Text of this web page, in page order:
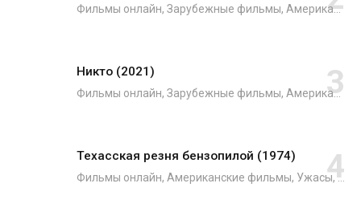
Фильмы онлайн, Зарубежные фильмы, Американские фильмы, Боевики, Триллеры, Фантастика
Никто (2021)
Фильмы онлайн, Зарубежные фильмы, Американские фильмы, Японские фильмы, Боевики, Криминал, Триллеры, Фильмы 2021
Техасская резня бензопилой (1974)
Фильмы онлайн, Американские фильмы, Ужасы, Зарубежные фильмы